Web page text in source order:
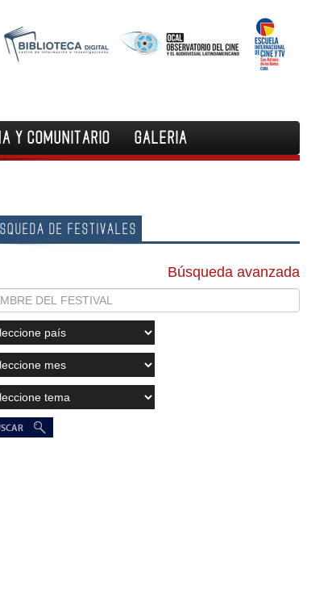
Y COMUNITARIO GALERIA
DE FESTIVALES
Búsqueda avanzada